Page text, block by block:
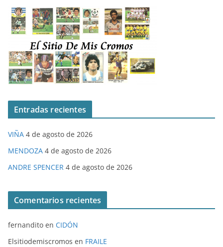
Entradas recientes
VIÑA 4 de agosto de 2026
MENDOZA 4 de agosto de 2026
ANDRE SPENCER 4 de agosto de 2026
Comentarios recientes
fernandito en CIDÓN
Elsitiodemiscromos en FRAILE